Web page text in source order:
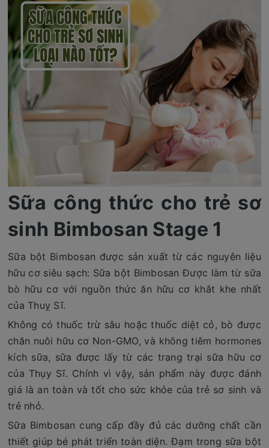
Sữa công thức cho trẻ sơ
sinh Bimbosan Stage 1
Sữa bột Bimbosan được sản xuất từ các nguyên liệu
hữu cơ siêu sạch: Sữa bột Bimbosan Được làm từ sữa
bò hữu cơ với nguồn thức ăn hữu cơ khắt khe nhất
của Thuỵ Sĩ.
Không có thuốc trừ sâu hoặc thuốc diệt cỏ, bò được
chăn nuôi hữu cơ Non-GMO, và không tiêm hormones
kích sữa, sữa được lấy từ các trang trại sữa hữu cơ
của Thụy Sĩ. Chính vì vậy, sản phẩm này được đánh
giá là an toàn và tốt cho sức khỏe của trẻ sơ sinh và
trẻ nhỏ.
Sữa Bimbosan cung cấp đầy đủ các dưỡng chất cần
thiết giúp bé phát triển toàn diện. Đạm trong sữa bột